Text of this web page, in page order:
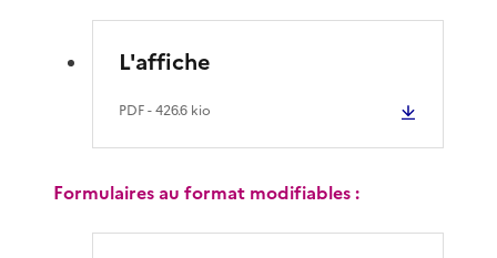
L'affiche
PDF- 426.6 kio
Formulaires au format modifiables :